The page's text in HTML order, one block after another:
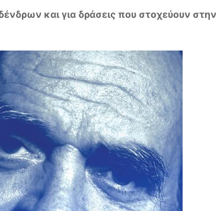
και για δράσεις που στοχεύουν στην